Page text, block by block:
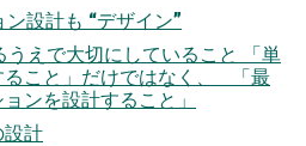
設計も “デザイン”
えで大切にしていること 「単
ること」だけではなく、 「最
ンを設計すること」
設計